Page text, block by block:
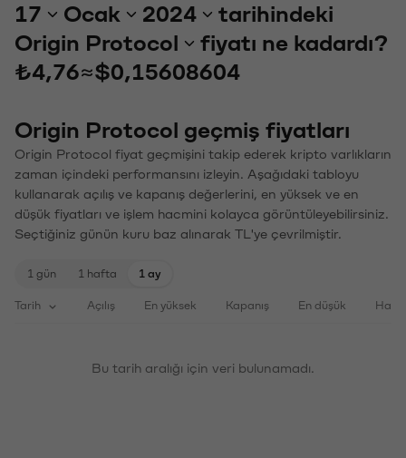
17 Ocak 2024
tarihindeki
Origin Protocol
fiyatı ne kadardı?
₺4,76≈$0,15608604
Origin Protocol geçmiş fiyatları
Origin Protocol fiyat geçmişini takip ederek kripto varlıkların
zaman içindeki performansını izleyin. Aşağıdaki tabloyu
kullanarak açılış ve kapanış değerlerini, en yüksek ve en
düşük fiyatları ve işlem hacmini kolayca görüntüleyebilirsiniz.
Seçtiğiniz günün kuru baz alınarak TL'ye çevrilmiştir.
1 gün 1 hafta 1 ay
Tarih Açılış En yüksek Kapanış En düşük
Bu tarih aralığı için veri bulunamadı.